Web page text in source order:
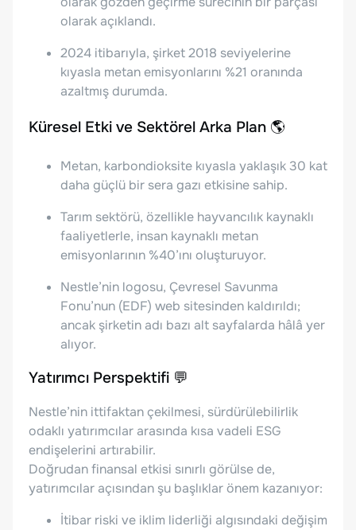
olarak açıklandı.
2024 itibarıyla, şirket 2018 seviyelerine
kıyasla metan emisyonlarını %21 oranında
azaltmış durumda.
Küresel Etki ve Sektörel Arka Plan 🌎
Metan, karbondioksite kıyasla yaklaşık 30 kat
daha güçlü bir sera gazı etkisine sahip.
Tarım sektörü, özellikle hayvancılık kaynaklı
faaliyetlerle, insan kaynaklı metan
emisyonlarının %40’ını oluşturuyor.
Nestle’nin logosu, Çevresel Savunma
Fonu’nun (EDF) web sitesinden kaldırıldı;
ancak şirketin adı bazı alt sayfalarda hâlâ yer
alıyor.
Yatırımcı Perspektifi 💬
Nestle’nin ittifaktan çekilmesi, sürdürülebilirlik
odaklı yatırımcılar arasında kısa vadeli ESG
endişelerini artırabilir.
Doğrudan finansal etkisi sınırlı görülse de,
yatırımcılar açısından şu başlıklar önem kazanıyor:
İtibar riski ve iklim liderliği algısındaki değişim